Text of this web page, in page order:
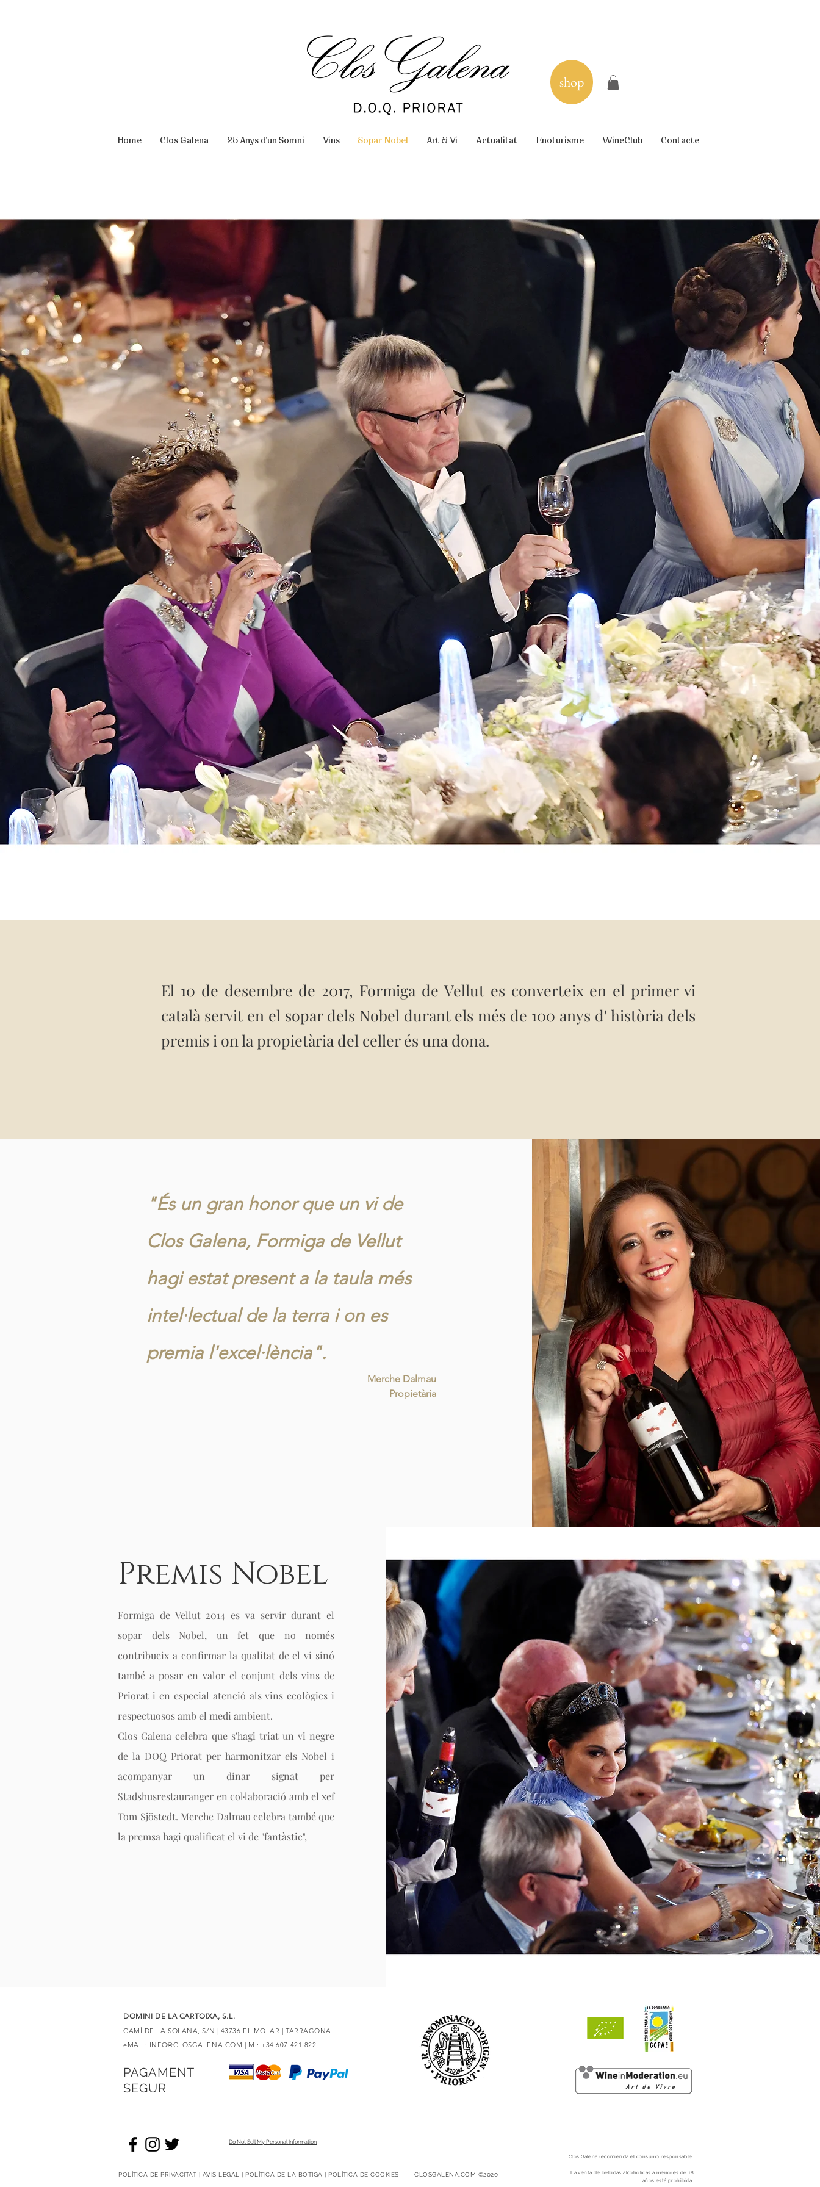
shop
Home Clos Galena 25 Anys d'un Somni Vins Sopar Nobel Art & Vi Actualitat Enoturisme WineClub Contacte
El 10 de desembre de 2017, Formiga de Vellut es converteix en el primer vi
català servit en el sopar dels Nobel durant els més de 100 anys d' història dels
premis i on la propietària del celler és una dona.
"És un gran honor que un vi de
Clos Galena, Formiga de Vellut
hagi estat present a la taula més
intel·lectual de la terra i on es
premia l'excel·lència".
Merche Dalmau
Propietària
Premis Nobel
Formiga de Vellut 2014 es va servir durant el
sopar dels Nobel, un fet que no només
contribueix a confirmar la qualitat de el vi sinó
també a posar en valor el conjunt dels vins de
Priorat i en especial atenció als vins ecològics i
respectuosos amb el medi ambient.
Clos Galena celebra que s'hagi triat un vi negre
de la DOQ Priorat per harmonitzar els Nobel i
acompanyar un dinar signat per
Stadshusrestauranger en col·laboració amb el xef
Tom Sjöstedt. Merche Dalmau celebra també que
la premsa hagi qualificat el vi de "fantàstic",
DOMINI DE LA CARTOIXA, S.L.
CAMÍ DE LA SOLANA, S/N | 43736 EL MOLAR | TARRAGONA
eMAIL: INFO@CLOSGALENA.COM | M.: +34 607 421 822
PAGAMENT
SEGUR
Do Not Sell My Personal Information
POLÍTICA DE PRIVACITAT | AVÍS LEGAL | POLÍTICA DE LA BOTIGA | POLÍTICA DE COOKIES CLOSGALENA.COM ©2020​​
Clos Galena recomienda el consumo responsable.
La venta de bebidas alcohólicas a menores de 18
años está prohibida.